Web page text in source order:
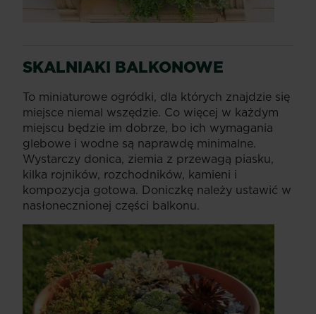
SKALNIAKI BALKONOWE
To miniaturowe ogródki, dla których znajdzie się
miejsce niemal wszędzie. Co więcej w każdym
miejscu będzie im dobrze, bo ich wymagania
glebowe i wodne są naprawdę minimalne.
Wystarczy donica, ziemia z przewagą piasku,
kilka rojników, rozchodników, kamieni i
kompozycja gotowa. Doniczkę należy ustawić w
nasłonecznionej części balkonu.